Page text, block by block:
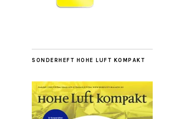
SONDERHEFT HOHE LUFT KOMPAKT